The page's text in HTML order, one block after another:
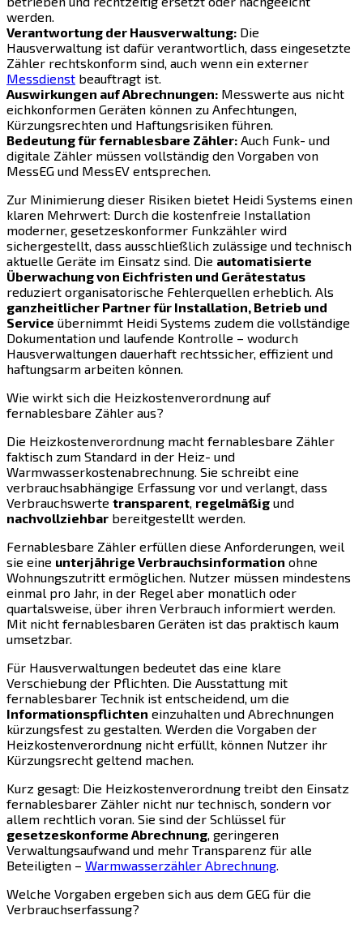
werden.
Verantwortung der Hausverwaltung: Die
Hausverwaltung ist dafür verantwortlich, dass eingesetzte
Zähler rechtskonform sind, auch wenn ein externer
Messdienst beauftragt ist.
Auswirkungen auf Abrechnungen: Messwerte aus nicht
eichkonformen Geräten können zu Anfechtungen,
Kürzungsrechten und Haftungsrisiken führen.
Bedeutung für fernablesbare Zähler: Auch Funk- und
digitale Zähler müssen vollständig den Vorgaben von
MessEG und MessEV entsprechen.
Zur Minimierung dieser Risiken bietet Heidi Systems einen
klaren Mehrwert: Durch die kostenfreie Installation
moderner, gesetzeskonformer Funkzähler wird
sichergestellt, dass ausschließlich zulässige und technisch
aktuelle Geräte im Einsatz sind. Die automatisierte
Überwachung von Eichfristen und Gerätestatus
reduziert organisatorische Fehlerquellen erheblich. Als
ganzheitlicher Partner für Installation, Betrieb und
Service übernimmt Heidi Systems zudem die vollständige
Dokumentation und laufende Kontrolle – wodurch
Hausverwaltungen dauerhaft rechtssicher, effizient und
haftungsarm arbeiten können.
Wie wirkt sich die Heizkostenverordnung auf
fernablesbare Zähler aus?
Die Heizkostenverordnung macht fernablesbare Zähler
faktisch zum Standard in der Heiz- und
Warmwasserkostenabrechnung. Sie schreibt eine
verbrauchsabhängige Erfassung vor und verlangt, dass
Verbrauchswerte transparent, regelmäßig und
nachvollziehbar bereitgestellt werden.
Fernablesbare Zähler erfüllen diese Anforderungen, weil
sie eine unterjährige Verbrauchsinformation ohne
Wohnungszutritt ermöglichen. Nutzer müssen mindestens
einmal pro Jahr, in der Regel aber monatlich oder
quartalsweise, über ihren Verbrauch informiert werden.
Mit nicht fernablesbaren Geräten ist das praktisch kaum
umsetzbar.
Für Hausverwaltungen bedeutet das eine klare
Verschiebung der Pflichten. Die Ausstattung mit
fernablesbarer Technik ist entscheidend, um die
Informationspflichten einzuhalten und Abrechnungen
kürzungsfest zu gestalten. Werden die Vorgaben der
Heizkostenverordnung nicht erfüllt, können Nutzer ihr
Kürzungsrecht geltend machen.
Kurz gesagt: Die Heizkostenverordnung treibt den Einsatz
fernablesbarer Zähler nicht nur technisch, sondern vor
allem rechtlich voran. Sie sind der Schlüssel für
gesetzeskonforme Abrechnung, geringeren
Verwaltungsaufwand und mehr Transparenz für alle
Beteiligten – Warmwasserzähler Abrechnung.
Welche Vorgaben ergeben sich aus dem GEG für die
Verbrauchserfassung?